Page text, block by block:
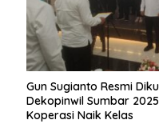
Gun Sugianto Resmi
Dekopinwil Sumbar
Koperasi Naik Kelas